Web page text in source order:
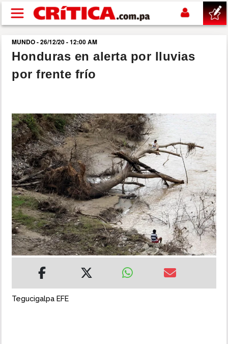
Pasar al contenido principal
buscar
SUCESOS
POLÍTICA
SHOW
DEPORTES
MUNDO
INSÓLITAS
MULTIMEDIA
IMPRESO
MUNDO - 26/12/20 - 12:00 AM
Honduras en alerta por lluvias
por frente frío
Tegucigalpa EFE